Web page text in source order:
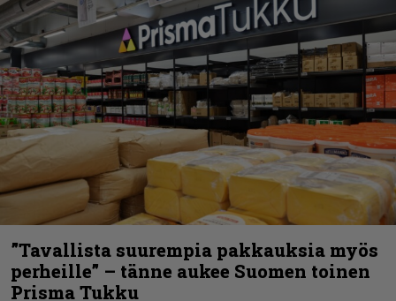
”Tavallista suurempia pakkauksia myös
perheille” – tänne aukee Suomen toinen
Prisma Tukku